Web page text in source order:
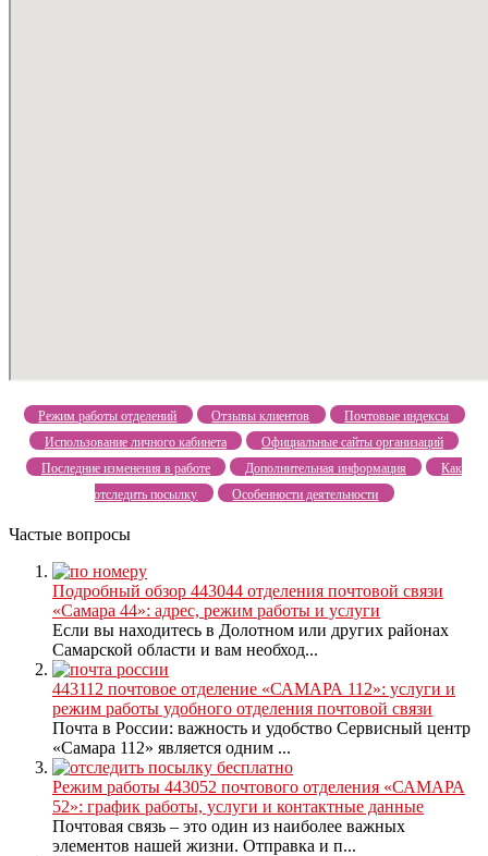
Режим работы отделений Отзывы клиентов
Почтовые индексы
Использование личного кабинета
Официальные сайты организаций
Последние изменения в работе
Дополнительная информация
Как
отследить посылку
Особенности деятельности
Частые вопросы
Подробный обзор 443044 отделения почтовой связи
«Самара 44»: адрес, режим работы и услуги
Если вы находитесь в Долотном или других районах
Самарской области и вам необход...
443112 почтовое отделение «САМАРА 112»: услуги и
режим работы удобного отделения почтовой связи
Почта в России: важность и удобство Сервисный центр
«Самара 112» является одним ...
Режим работы 443052 почтового отделения «САМАРА
52»: график работы, услуги и контактные данные
Почтовая связь – это один из наиболее важных
элементов нашей жизни. Отправка и п...